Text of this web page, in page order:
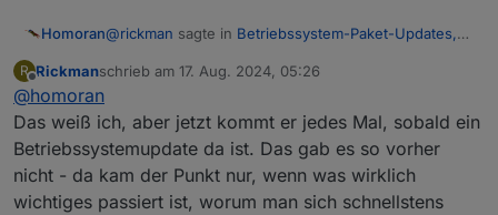
Homoran@rickman sagte in Betriebssystem-Paket-Updates,
das hat nichts mit den Meldungen zu tun.
Diese rote Zahl bei Hosts oder Adapter gibt es schon
ewig.
R
Offline
Rickmanschrieb am 17. Aug. 2024, 05:26
zuletzt editiert von
@homoran
Das weiß ich, aber jetzt kommt er jedes Mal, sobald ein
Betriebssystemupdate da ist. Das gab es so vorher
nicht - da kam der Punkt nur, wenn was wirklich
wichtiges passiert ist, worum man sich schnellstens